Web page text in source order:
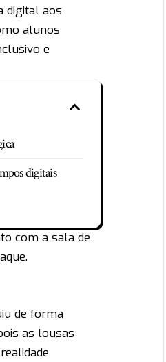
digital aos
alunos
e
digitais
com a sala de
de forma
as lousas